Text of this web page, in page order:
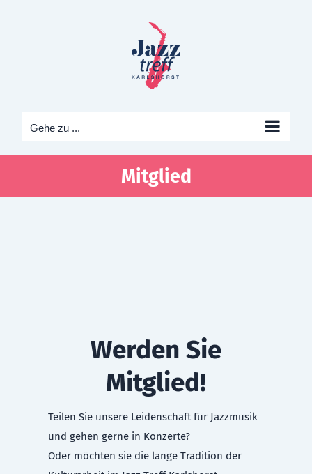
Gehe zu ...
Mitglied
Werden Sie
Mitglied!
Teilen Sie unsere Leidenschaft für Jazzmusik
und gehen gerne in Konzerte?
Oder möchten sie die lange Tradition der